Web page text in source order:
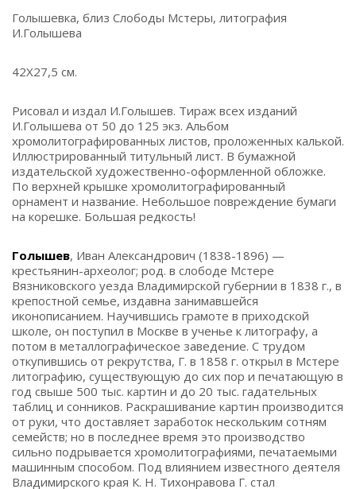
Голышевка, близ Слободы Мстеры, литография
И.Голышева
42Х27,5 см.
Рисовал и издал И.Голышев. Тираж всех изданий
И.Голышева от 50 до 125 экз. Альбом
хромолитографированных листов, проложенных калькой.
Иллюстрированный титульный лист. В бумажной
издательской художественно-оформленной обложке.
По верхней крышке хромолитографированный
орнамент и название. Небольшое повреждение бумаги
на корешке. Большая редкость!
Голышев, Иван Александрович (1838-1896) —
крестьянин-археолог; род. в слободе Мстере
Вязниковского уезда Владимирской губернии в 1838 г., в
крепостной семье, издавна занимавшейся
иконописанием. Научившись грамоте в приходской
школе, он поступил в Москве в ученье к литографу, а
потом в металлографическое заведение. С трудом
откупившись от рекрутства, Г. в 1858 г. открыл в Мстере
литографию, существующую до сих пор и печатающую в
год свыше 500 тыс. картин и до 20 тыс. гадательных
таблиц и сонников. Раскрашивание картин производится
от руки, что доставляет заработок нескольким сотням
семейств; но в последнее время это производство
сильно подрывается хромолитографиями, печатаемыми
машинным способом. Под влиянием известного деятеля
Владимирского края К. Н. Тихонравова Г. стал